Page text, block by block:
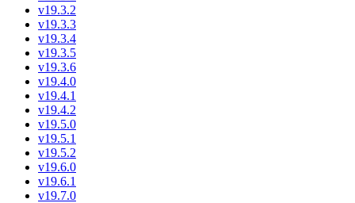
v19.3.2
v19.3.3
v19.3.4
v19.3.5
v19.3.6
v19.4.0
v19.4.1
v19.4.2
v19.5.0
v19.5.1
v19.5.2
v19.6.0
v19.6.1
v19.7.0